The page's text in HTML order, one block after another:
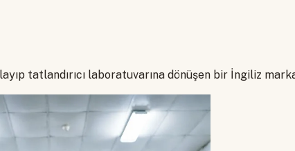
tatlandırıcı laboratuvarına dönüşen bir İngiliz